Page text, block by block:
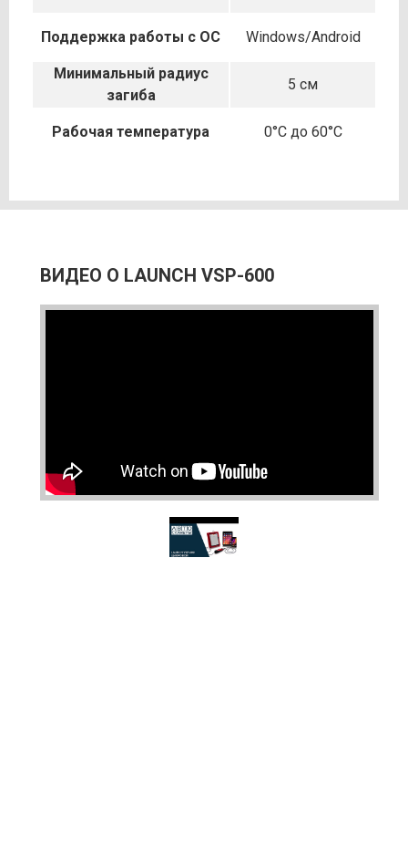
Поддержка работы с ОС Windows/Android
Минимальный радиус
загиба
5 см
Рабочая температура 0°C до 60°C
ВИДЕО О LAUNCH VSP-600